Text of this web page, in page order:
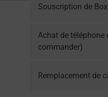
Souscription de
Achat de téléphone
commander)
Remplacement de